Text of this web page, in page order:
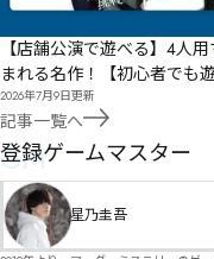
【店舗公演で遊べる】4人
まれる名作！【初心者でも
2026年7月9日更新
記事一覧へ
GM
登録ゲームマスター
星乃圭吾